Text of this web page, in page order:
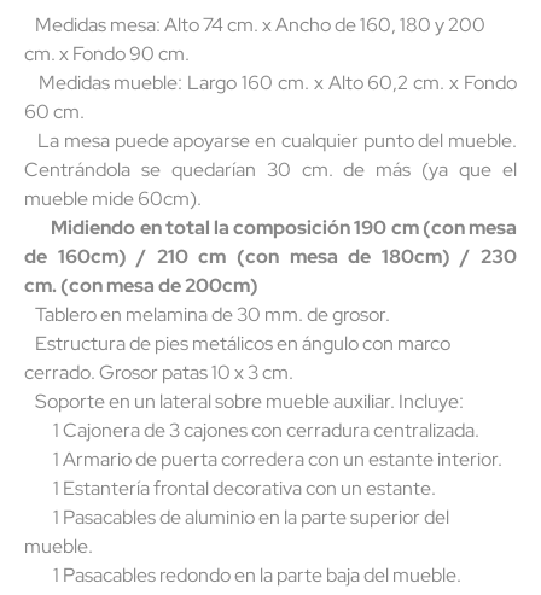
Medidas mesa: Alto 74 cm. x Ancho de 160, 180 y 200
cm. x Fondo 90 cm.
Medidas mueble: Largo 160 cm. x Alto 60,2 cm. x Fondo
60 cm.
La mesa puede apoyarse en cualquier punto del mueble.
Centrándola se quedarían 30 cm. de más (ya que el
mueble mide 60cm).
Midiendo en total la composición 190 cm (con mesa
de 160cm) / 210 cm (con mesa de 180cm)/ 230
cm. (con mesa de 200cm)
Tablero en melamina de 30 mm. de grosor.
Estructura de pies metálicos en ángulo con marco
cerrado. Grosor patas 10 x 3 cm.
Soporte en un lateral sobre mueble auxiliar. Incluye:
1 Cajonera de 3 cajones con cerradura centralizada.
1 Armario de puerta corredera con un estante interior.
1 Estantería frontal decorativa con un estante.
1 Pasacables de aluminio en la parte superior del
mueble.
1 Pasacables redondo en la parte baja del mueble.